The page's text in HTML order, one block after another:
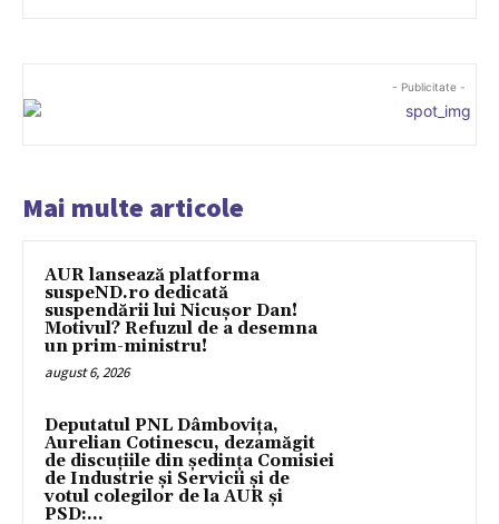
- Publicitate -
Mai multe articole
AUR lansează platforma
suspeND.ro dedicată
suspendării lui Nicușor Dan!
Motivul? Refuzul de a desemna
un prim-ministru!
august 6, 2026
Deputatul PNL Dâmbovița,
Aurelian Cotinescu, dezamăgit
de discuțiile din ședința Comisiei
de Industrie și Servicii și de
votul colegilor de la AUR și
PSD:...